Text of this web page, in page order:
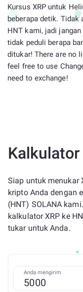
Kursus XRP untuk
beberapa detik. Tidak
HNT kami, jadi
tidak peduli berapa
ditukar! There are no
feel free to use
need to exchange!
Kalkulator
Siap untuk menukar
kripto Anda dengan
(HNT) SOLANA
kalkulator XRP ke
tukar untuk Anda.
Anda mengirim